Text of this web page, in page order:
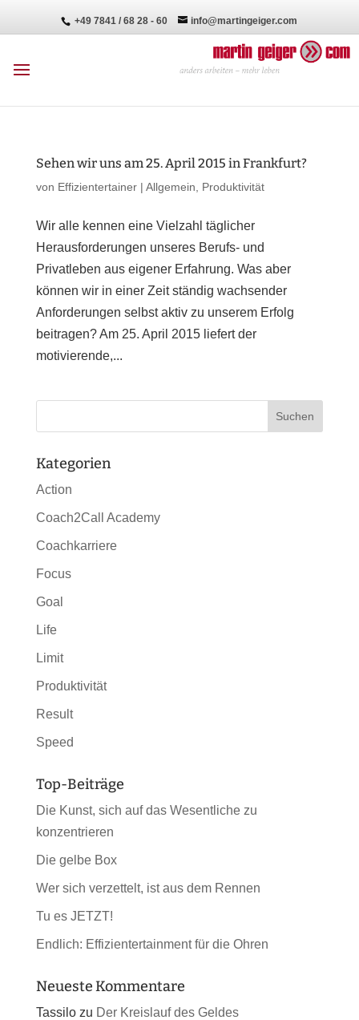
+49 7841 / 68 28 - 60 info@martingeiger.com
Sehen wir uns am 25. April 2015 in Frankfurt?
von Effizientertainer| Allgemein Produktivität
Wir alle kennen eine Vielzahl täglicher
Herausforderungen unseres Berufs- und
Privatleben aus eigener Erfahrung. Was aber
können wir in einer Zeit ständig wachsender
Anforderungen selbst aktiv zu unserem Erfolg
beitragen? Am 25. April 2015 liefert der
motivierende,...
Kategorien
Action
Coach2Call Academy
Coachkarriere
Focus
Goal
Life
Limit
Produktivität
Result
Speed
Top-Beiträge
Die Kunst, sich auf das Wesentliche zu
konzentrieren
Die gelbe Box
Wer sich verzettelt, ist aus dem Rennen
Tu es JETZT!
Endlich: Effizientertainment für die Ohren
Neueste Kommentare
Tassilozu Der Kreislauf des Geldes